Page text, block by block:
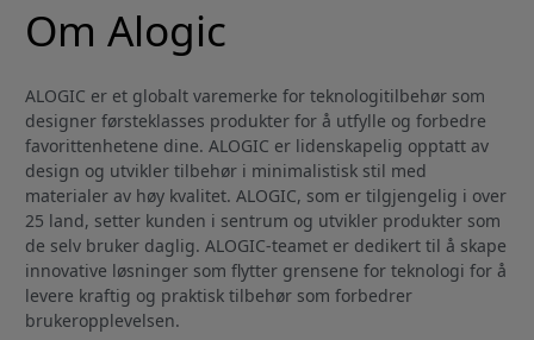
Om Alogic
ALOGIC er et globalt varemerke for teknologitilbehør som
designer førsteklasses produkter for å utfylle og forbedre
favorittenhetene dine. ALOGIC er lidenskapelig opptatt av
design og utvikler tilbehør i minimalistisk stil med
materialer av høy kvalitet. ALOGIC, som er tilgjengelig i over
25 land, setter kunden i sentrum og utvikler produkter som
de selv bruker daglig. ALOGIC-teamet er dedikert til å skape
innovative løsninger som flytter grensene for teknologi for å
levere kraftig og praktisk tilbehør som forbedrer
brukeropplevelsen.